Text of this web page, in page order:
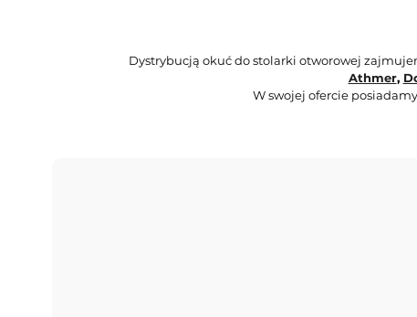
Dystrybucją okuć do stolarki otworowej
Athmer,
W swojej ofercie